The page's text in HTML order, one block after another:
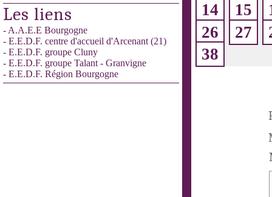
Les liens
- A.A.E.E Bourgogne
- E.E.D.F. centre d'accueil d'Arcenant (21)
- E.E.D.F. groupe Cluny
- E.E.D.F. groupe Talant - Granvigne
- E.E.D.F. Région Bourgogne
14
15
26
27
38